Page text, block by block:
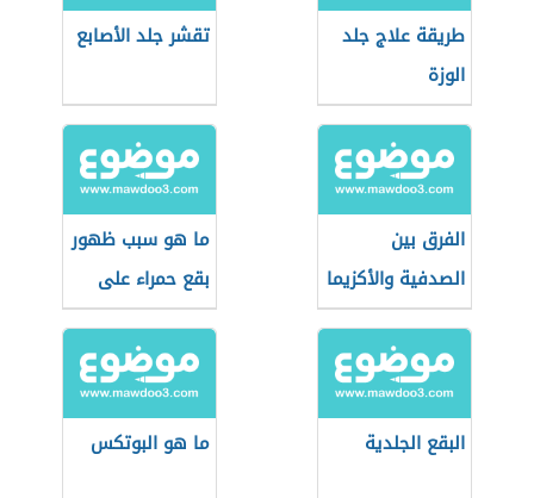
طريقة علاج جلد
الوزة
تقشر جلد الأصابع
الفرق بين
الصدفية والأكزيما
ما هو سبب ظهور
بقع حمراء على
الجسم
البقع الجلدية ما هو البوتكس